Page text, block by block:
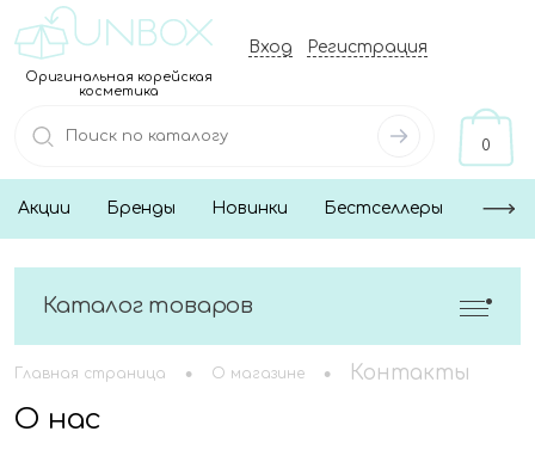
Оригинальная корейская
косметика
Вход Регистрация
0
Акции Бренды Новинки Бестселлеры
Каталог товаров
Главная страница • О магазине • Контакты
О нас